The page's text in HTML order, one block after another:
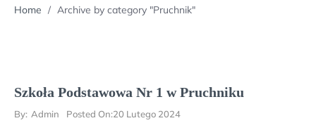
Home / Archive by category "Pruchnik"
Szkoła Podstawowa Nr 1 w Pruchniku
By: Admin Posted On:20 Lutego 2024